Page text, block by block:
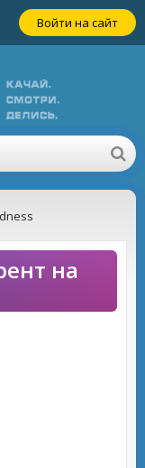
Войти на сайт
на